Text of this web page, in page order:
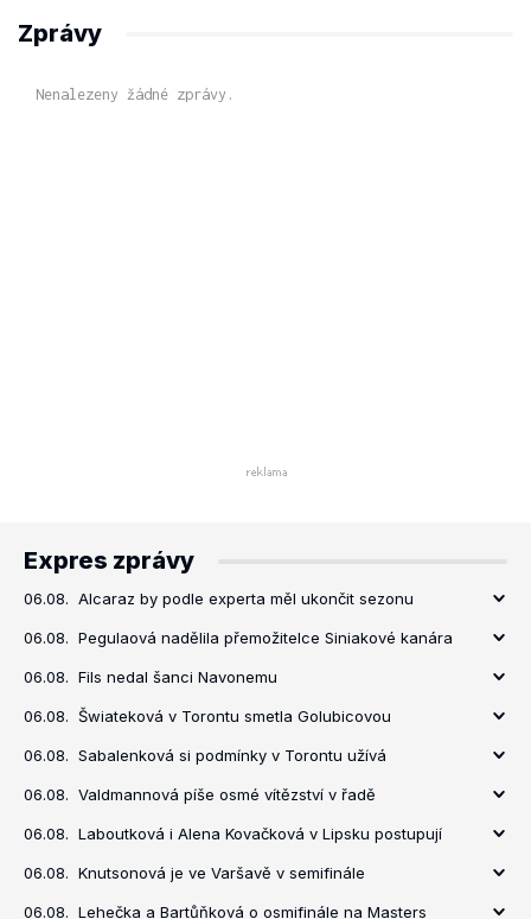
Zprávy
Nenalezeny žádné zprávy.
Expres zprávy
06.08. Alcaraz by podle experta měl ukončit sezonu
06.08. Pegulaová nadělila přemožitelce Siniakové kanára
06.08. Fils nedal šanci Navonemu
06.08. Šwiateková v Torontu smetla Golubicovou
06.08. Sabalenková si podmínky v Torontu užívá
06.08. Valdmannová píše osmé vítězství v řadě
06.08. Laboutková i Alena Kovačková v Lipsku postupují
06.08. Knutsonová je ve Varšavě v semifinále
06.08. Lehečka a Bartůňková o osmifinále na Masters